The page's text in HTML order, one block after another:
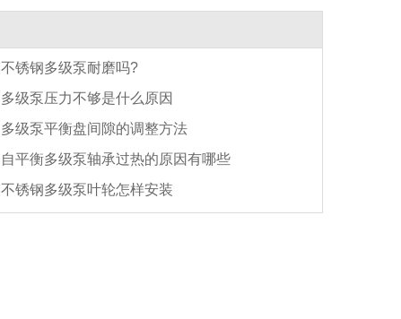
不锈钢多级泵耐磨吗?
多级泵压力不够是什么原因
多级泵平衡盘间隙的调整方法
自平衡多级泵轴承过热的原因有哪些
不锈钢多级泵叶轮怎样安装